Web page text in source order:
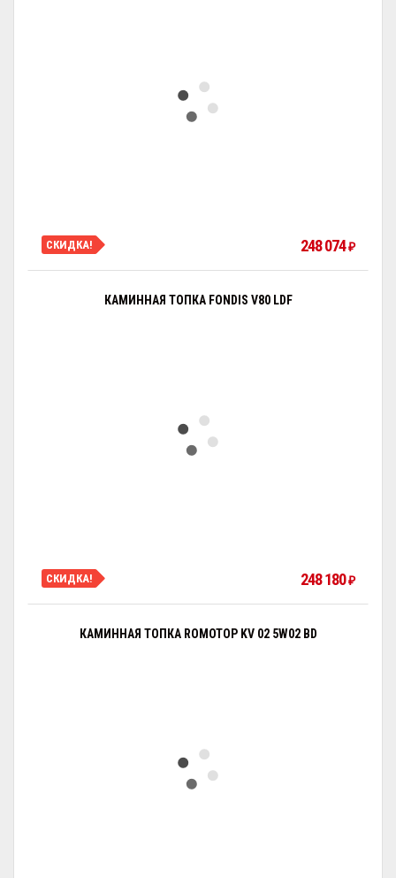
СКИДКА! 248 074₽
КАМИННАЯ ТОПКА FONDIS V80 LDF
СКИДКА! 248 180₽
КАМИННАЯ ТОПКА ROMOTOP KV 02 5W02 BD